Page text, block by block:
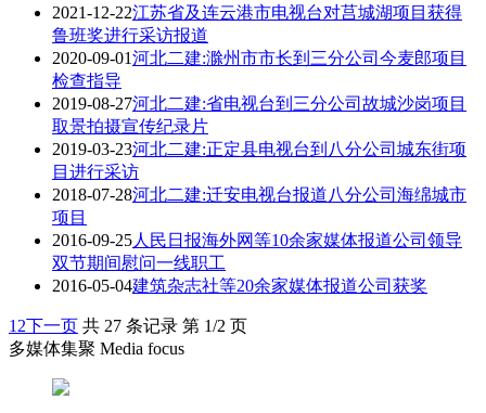
2021-12-22江苏省及连云港市电视台对莒城湖项目获得
鲁班奖进行采访报道
2020-09-01河北二建:滁州市市长到三分公司今麦郎项目
检查指导
2019-08-27河北二建:省电视台到三分公司故城沙岗项目
取景拍摄宣传纪录片
2019-03-23河北二建:正定县电视台到八分公司城东街项
目进行采访
2018-07-28河北二建:迁安电视台报道八分公司海绵城市
项目
2016-09-25人民日报海外网等10余家媒体报道公司领导
双节期间慰问一线职工
2016-05-04建筑杂志社等20余家媒体报道公司获奖
1 2下一页 共 27 条记录 第 1/2 页
多媒体集聚 Media focus